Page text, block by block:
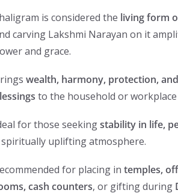
is considered the living form
carving Lakshmi Narayan on it
and grace.
wealth, harmony, protection,
to the household or workplace
for those seekingstability in life,
uplifting atmosphere.
for placing in temples,
cash counters, or gifting during